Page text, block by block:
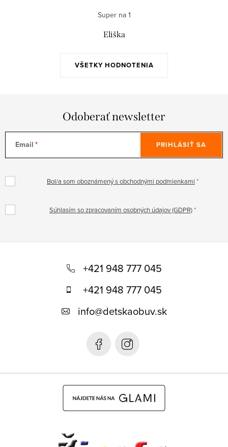
VŠETKY HODNOTENIA
Super na 1
Eliška
Odoberať newsletter
Email
Bol/a som oboznámený s obchodnými podmienkami
Súhlasím so zpracovaním osobných údajov (GDPR)
PRIHLÁSIŤ SA
+421 948 777 045
+421 948 777 045
info@detskaobuv.sk